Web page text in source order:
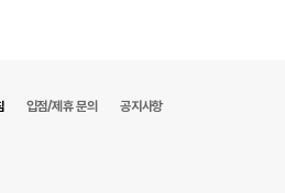
입점/제휴 문의 공지사항